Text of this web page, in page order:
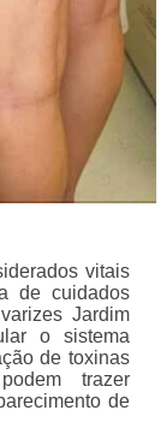
vitais
de cuidados
Jardim
o sistema
de toxinas
trazer
de